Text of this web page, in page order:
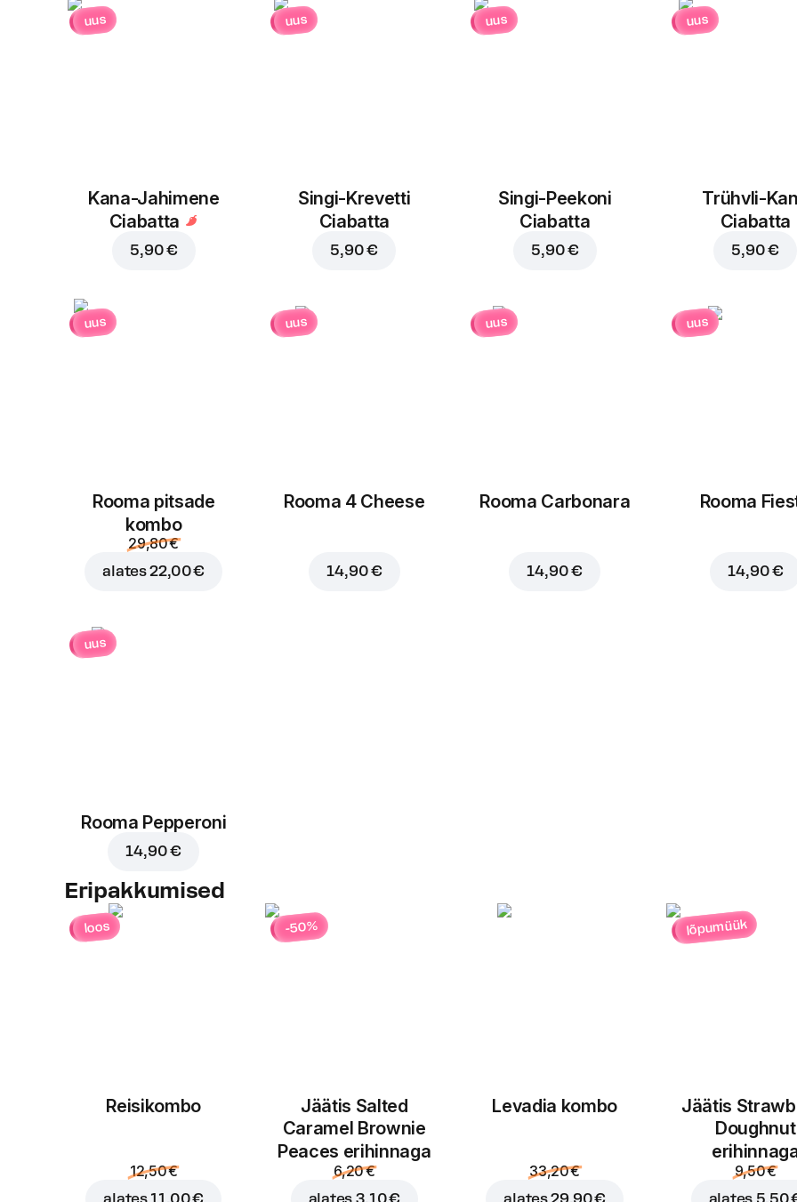
uus
Kana-Jahimene
Ciabatta
5,90 €
uus
Singi-Krevetti
Ciabatta
5,90 €
uus
Singi-Peekoni
Ciabatta
5,90 €
uus
Trühvli-
Ciabatta
5,90 €
uus
Rooma pitsade
kombo
29,80 €
alates22,00 €
uus
Rooma 4 Cheese
14,90 €
uus
Rooma Carbonara
14,90 €
uus
Rooma
14,90 €
uus
Rooma Pepperoni
14,90 €
Eripakkumised
loos
Reisikombo
12,50 €
-50%
Jäätis Salted
Caramel Brownie
Peaces erihinnaga
6,20 €
Levadia kombo
33,20 €
lõpumüük
Jäätis
Doughnut
9,50 €